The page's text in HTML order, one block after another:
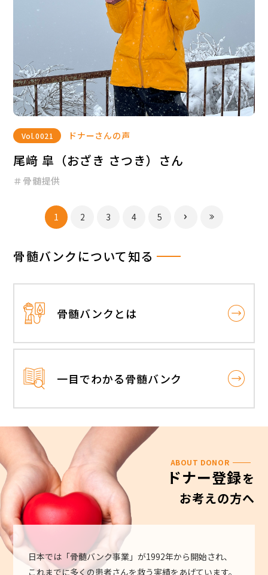
Vol.0021 ドナーさんの声
尾﨑 皐（おざき さつき）さん
＃骨髄提供
1 2 3 4 5
骨髄バンクについて知る
骨髄バンクとは
一目でわかる骨髄バンク
ABOUT DONOR
ドナー登録を
お考えの方へ
日本では「骨髄バンク事業」が1992年から開始され、
これまでに多くの患者さんを救う実績をあげています。